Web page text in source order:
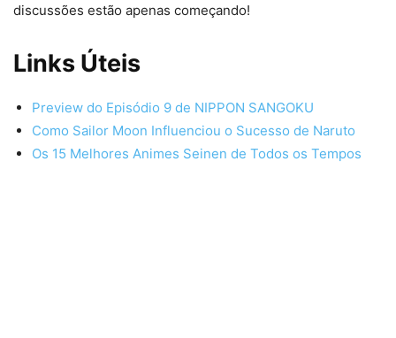
discussões estão apenas começando!
Links Úteis
Preview do Episódio 9 de NIPPON SANGOKU
Como Sailor Moon Influenciou o Sucesso de Naruto
Os 15 Melhores Animes Seinen de Todos os Tempos